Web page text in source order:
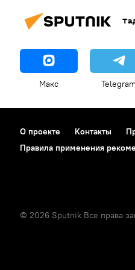
Макс
О проекте Контакты
Правила применения
© 2026 Sputnik Все права